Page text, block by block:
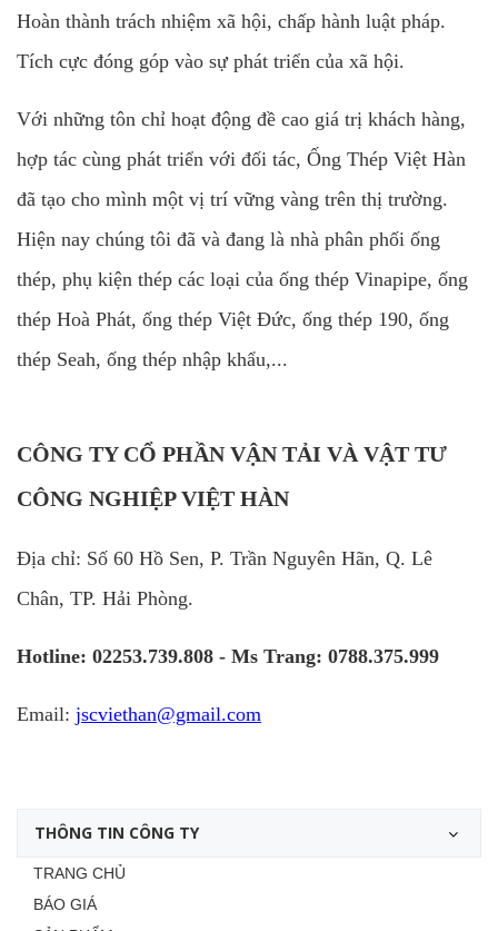
Hoàn thành trách nhiệm xã hội, chấp hành luật pháp.
Tích cực đóng góp vào sự phát triển của xã hội.
Với những tôn chỉ hoạt động đề cao giá trị khách hàng,
hợp tác cùng phát triển với đối tác, Ống Thép Việt Hàn
đã tạo cho mình một vị trí vững vàng trên thị trường.
Hiện nay chúng tôi đã và đang là nhà phân phối ống
thép, phụ kiện thép các loại của ống thép Vinapipe, ống
thép Hoà Phát, ống thép Việt Đức, ống thép 190, ống
thép Seah, ống thép nhập khẩu,...
CÔNG TY CỔ PHẦN VẬN TẢI VÀ VẬT TƯ
CÔNG NGHIỆP VIỆT HÀN
Địa chỉ: Số 60 Hồ Sen, P. Trần Nguyên Hãn, Q. Lê
Chân, TP. Hải Phòng.
Hotline: 02253.739.808 - Ms Trang: 0788.375.999
Email: jscviethan@gmail.com
THÔNG TIN CÔNG TY
TRANG CHỦ
BÁO GIÁ